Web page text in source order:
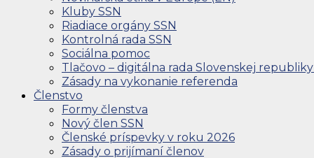
Kluby SSN
Riadiace orgány SSN
Kontrolná rada SSN
Sociálna pomoc
Tlačovo – digitálna rada Slovenskej republiky
Zásady na vykonanie referenda
Členstvo
Formy členstva
Nový člen SSN
Členské príspevky v roku 2026
Zásady o prijímaní členov